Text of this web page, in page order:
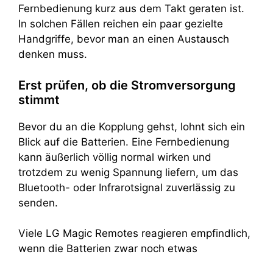
Fernbedienung kurz aus dem Takt geraten ist.
In solchen Fällen reichen ein paar gezielte
Handgriffe, bevor man an einen Austausch
denken muss.
Erst prüfen, ob die Stromversorgung
stimmt
Bevor du an die Kopplung gehst, lohnt sich ein
Blick auf die Batterien. Eine Fernbedienung
kann äußerlich völlig normal wirken und
trotzdem zu wenig Spannung liefern, um das
Bluetooth- oder Infrarotsignal zuverlässig zu
senden.
Viele LG Magic Remotes reagieren empfindlich,
wenn die Batterien zwar noch etwas